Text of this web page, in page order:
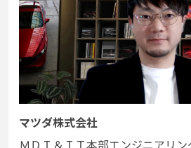
マツダ株式会社